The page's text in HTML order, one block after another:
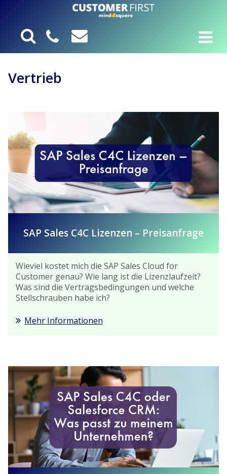
Vertrieb
SAP Sales C4C Lizenzen – Preisanfrage
Wieviel kostet mich die SAP Sales Cloud for
Customer genau? Wie lang ist die Lizenzlaufzeit?
Was sind die Vertragsbedingungen und welche
Stellschrauben habe ich?
Mehr Informationen